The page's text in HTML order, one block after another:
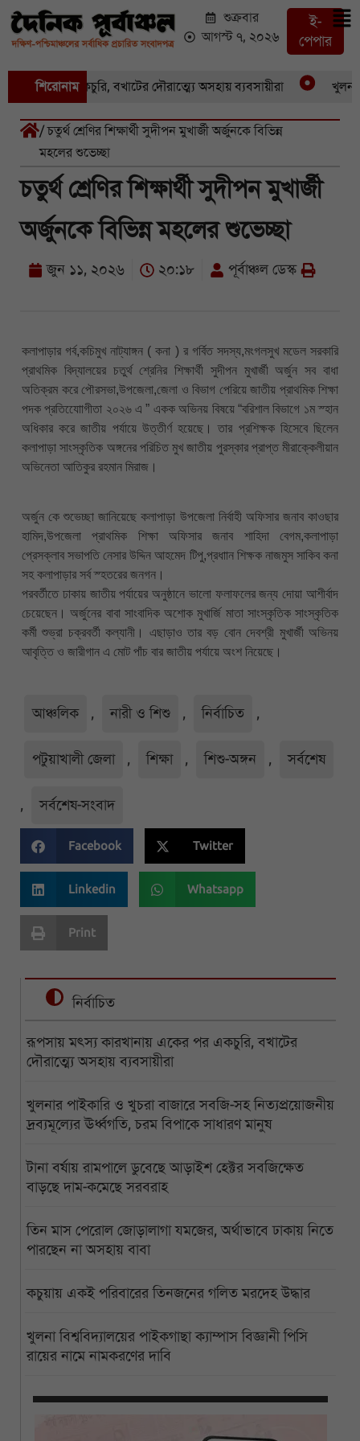
শুক্রবার
আগস্ট ৭, ২০২৬
ই-
পেপার
শিরোনাম
একের পর একচুরি, বখাটের দৌরাত্ম্যে অসহায় ব্যবসায়ীরা খুলনার
/ চতুর্থ শ্রেণির শিক্ষার্থী সুদীপন মুখার্জী অর্জুনকে বিভিন্ন
মহলের শুভেচ্ছা
চতুর্থ শ্রেণির শিক্ষার্থী সুদীপন মুখার্জী
অর্জুনকে বিভিন্ন মহলের শুভেচ্ছা
জুন ১১, ২০২৬ ২০:১৮ পূর্বাঞ্চল ডেস্ক
কলাপাড়ার গর্ব,কচিমুখ নাট্যাঙ্গন ( কনা ) র গর্বিত সদস্য,মংগলসুখ মডেল সরকারি
প্রাথমিক বিদ্যালয়ের চতুর্থ শ্রেনির শিক্ষার্থী সুদীপন মুখার্জী অর্জুন সব বাধা
অতিক্রম করে পৌরসভা,উপজেলা,জেলা ও বিভাগ পেরিয়ে জাতীয় প্রাথমিক শিক্ষা
পদক প্রতিযোোগীতা ২০২৬ এ ” একক অভিনয় বিষয়ে “বরিশাল বিভাগে ১ম স্হান
অধিকার করে জাতীয় পর্যায়ে উত্তীর্ণ হয়েছে। তার প্রশিক্ষক হিসেবে ছিলেন
কলাপাড়া সাংস্কৃতিক অঙ্গনের পরিচিত মুখ জাতীয় পুরস্কার প্রাপ্ত মীরাক্কেলীয়ান
অভিনেতা আতিকুর রহমান মিরাজ।
অর্জুন কে শুভেচ্ছা জানিয়েছে কলাপাড়া উপজেলা নির্বাহী অফিসার জনাব কাওছার
হামিদ,উপজেলা প্রাথমিক শিক্ষা অফিসার জনাব শাহিদা বেগম,কলাপাড়া
প্রেসক্লাব সভাপতি নেসার উদ্দিন আহমেদ টিপু,প্রধাান শিক্ষক নাজমুস সাকিব কনা
সহ কলাপাড়ার সর্ব স্হতরের জনগন।
পরবর্তীতে ঢাকায় জাতীয় পর্যায়ের অনুষ্ঠানে ভালো ফলাফলের জন্য দোয়া আশীর্বাদ
চেয়েছেন। অর্জুনের বাবা সাংবাদিক অশোক মুখার্জি মাতা সাংস্কৃতিক সাংস্কৃতিক
কর্মী শুভ্রা চক্রবর্তী কল্যানী। এছাড়াও তার বড় বোন দেবশ্রী মুখার্জী অভিনয়
আবৃত্তি ও জারীগান এ মোট পাঁচ বার জাতীয় পর্যায়ে অংশ নিয়েছে।
আঞ্চলিক , নারী ও শিশু , নির্বাচিত ,
পটুয়াখালী জেলা , শিক্ষা , শিশু-অঙ্গন , সর্বশেষ
, সর্বশেষ-সংবাদ
Facebook Twitter
Linkedin Whatsapp
Print
নির্বাচিত
রূপসায় মৎস্য কারখানায় একের পর একচুরি, বখাটের
দৌরাত্ম্যে অসহায় ব্যবসায়ীরা
খুলনার পাইকারি ও খুচরা বাজারে সবজি-সহ নিত্যপ্রয়োজনীয়
দ্রব্যমূল্যের ঊর্ধ্বগতি, চরম বিপাকে সাধারণ মানুষ
টানা বর্ষায় রামপালে ডুবেছে আড়াইশ হেক্টর সবজিক্ষেত
বাড়ছে দাম-কমেছে সরবরাহ
তিন মাস পেরোল জোড়ালাগা যমজের, অর্থাভাবে ঢাকায় নিতে
পারছেন না অসহায় বাবা
কচুয়ায় একই পরিবারের তিনজনের গলিত মরদেহ উদ্ধার
খুলনা বিশ্ববিদ্যালয়ের পাইকগাছা ক্যাম্পাস বিজ্ঞানী পিসি
রায়ের নামে নামকরণের দাবি